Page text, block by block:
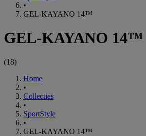
•
GEL-KAYANO 14™
GEL-KAYANO 14™
(18)
Home
•
Collecties
•
SportStyle
•
GEL-KAYANO 14™